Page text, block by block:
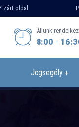
Zárt oldal
Állunk
8:00 -
Jogsegély